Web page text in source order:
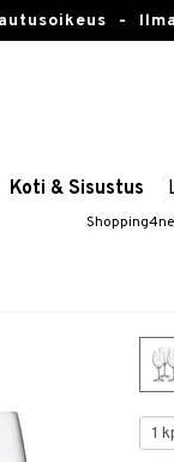
-
Koti & Sisustus